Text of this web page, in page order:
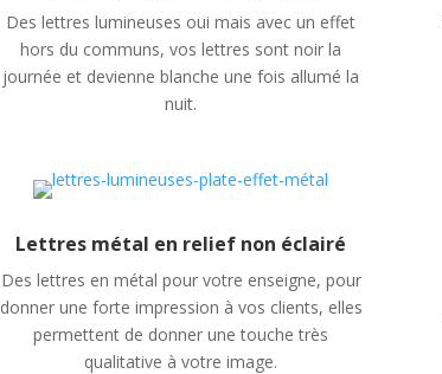
Des lettres lumineuses oui mais avec un effet
hors du communs, vos lettres sont noir la
journée et devienne blanche une fois allumé la
nuit.
Lettres métal en relief non éclairé
Des lettres en métal pour votre enseigne, pour
donner une forte impression à vos clients, elles
permettent de donner une touche très
qualitative à votre image.